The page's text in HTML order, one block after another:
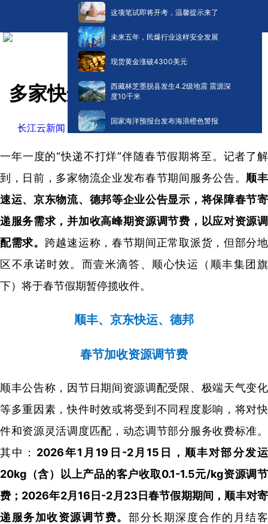
这项笔试即将开考，温馨提示来了
未来五年，民爆行业这样安全发展
现货黄金涨破4300美元
西藏林芝墨脱县发生4.2级地震 震源深
度10千米
国家海洋预报台发布海浪橙色警报
多家快递宣布：春节不打烊
​长江云新闻 2026-01-25 16:11阅读:0
一年一度的“快递不打烊”伴随春节假期将至。记者了解
到，日前，多家物流企业发布春节期间服务公告。 顺丰
速运、京东物流、德邦等企业公告显示，将保障春节寄
递服务需求，并加收高峰期资源调节费，以应对资源调
配需求。 跨越速运称，春节期间正常取派货，但部分地
区不承诺时效。而壹米滴答、顺心快运（顺丰集团旗
下）将于春节假期暂停揽收件。
顺丰、京东快运、德邦
春节加收资源调节费
顺丰公告称，因节日期间资源调配受限、极端天气变化
等多重因素，快件时效或将受到不同程度影响，将对快
件和资源灵活调度匹配，动态调节部分服务收费标准。
其中： 2026年1月19日-2月15日，顺丰对部分发运
20kg（含）以上产品的客户收取0.1-1.5元/kg资源调节
费；2026年2月16日-2月23日春节假期期间，顺丰对寄
递服务加收资源调节费。 部分长期深度合作的月结客